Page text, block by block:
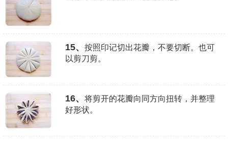
15、
按照印记切出花瓣，不要切断。也可
以剪刀剪。
16、
将剪开的花瓣向同方向扭转，并整理
好形状。